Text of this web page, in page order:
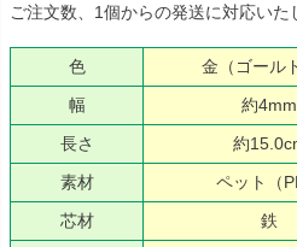
ご注文数、1個からの発送に対応いた
色
金（ゴール
幅
約4mm
長さ
約
素材
ペット（
芯材
鉄